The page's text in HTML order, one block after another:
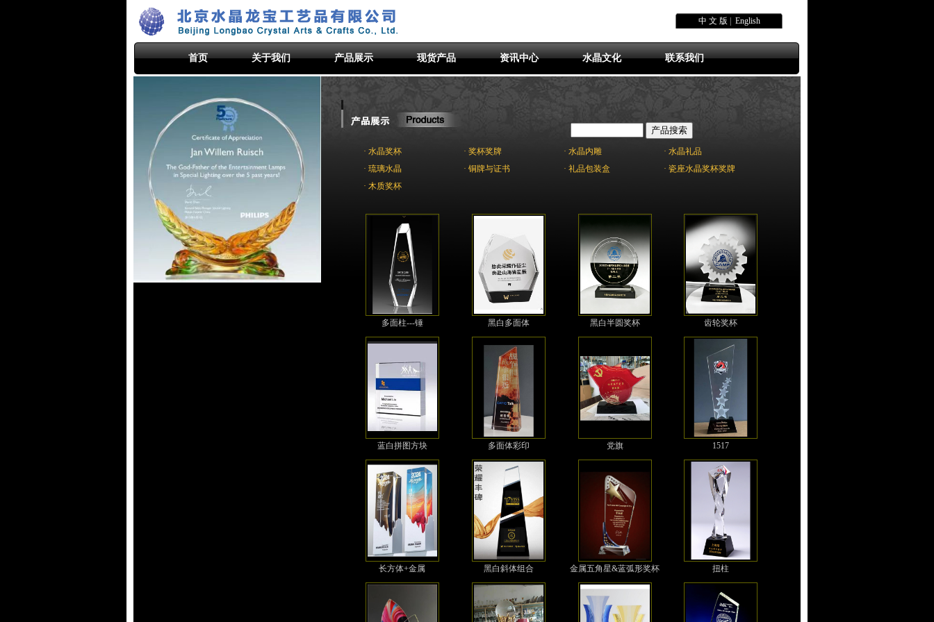
中 文 版 English
首页 关于我们 产品展示 现货产品 资讯中心 水晶文化 联系我们
· 水晶奖杯 · 奖杯奖牌 · 水晶内雕
· 水晶礼品
· 琉璃水晶
· 铜牌与证书 · 礼品包装盒
· 瓷座水晶奖杯奖牌
· 木质奖杯
多面柱---锤 黑白多面体 黑白半圆奖杯 齿轮奖杯
蓝白拼图方块 多面体彩印 党旗 1517
长方体+金属 黑白斜体组合 金属五角星&蓝弧形奖杯 扭柱